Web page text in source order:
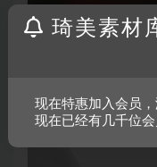
琦美素材
现在特惠加入会员
现在已经有几千位